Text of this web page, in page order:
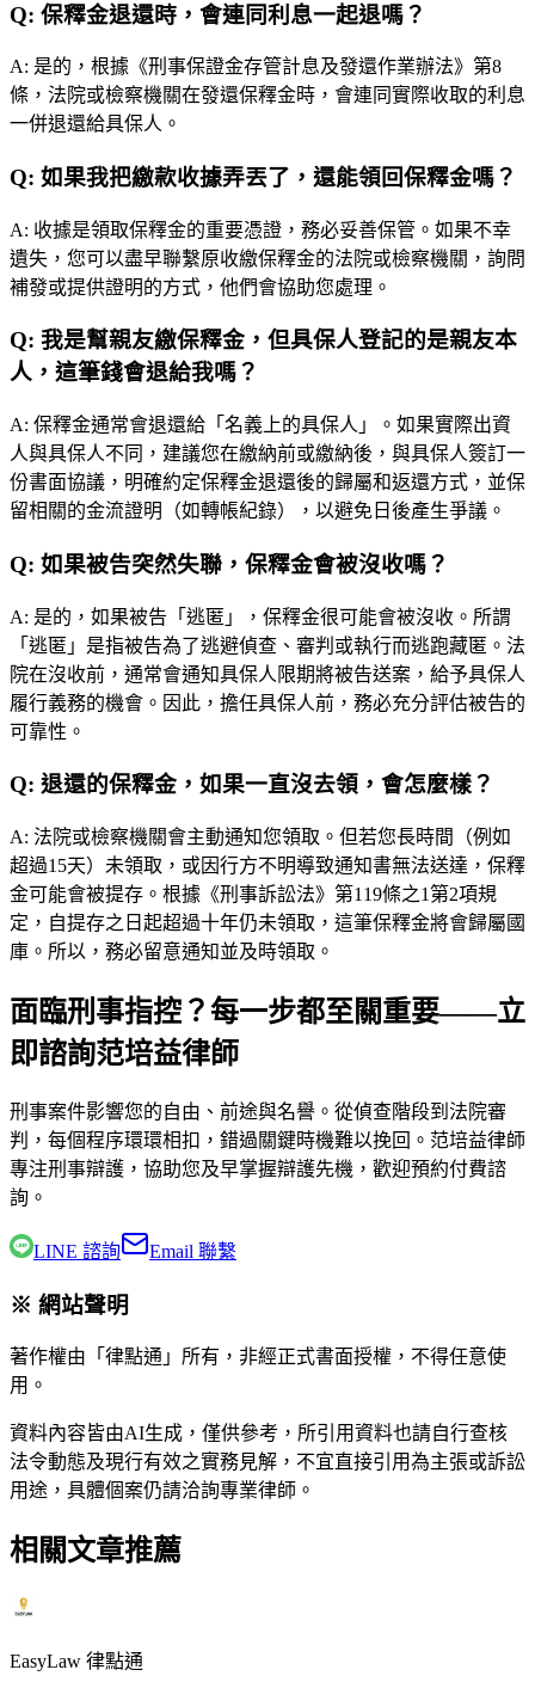
Q: 保釋金退還時，會連同利息一起退嗎？
A: 是的，根據《刑事保證金存管計息及發還作業辦法》第8
條，法院或檢察機關在發還保釋金時，會連同實際收取的利息
一併退還給具保人。
Q: 如果我把繳款收據弄丟了，還能領回保釋金嗎？
A: 收據是領取保釋金的重要憑證，務必妥善保管。如果不幸
遺失，您可以盡早聯繫原收繳保釋金的法院或檢察機關，詢問
補發或提供證明的方式，他們會協助您處理。
Q: 我是幫親友繳保釋金，但具保人登記的是親友本
人，這筆錢會退給我嗎？
A: 保釋金通常會退還給「名義上的具保人」。如果實際出資
人與具保人不同，建議您在繳納前或繳納後，與具保人簽訂一
份書面協議，明確約定保釋金退還後的歸屬和返還方式，並保
留相關的金流證明（如轉帳紀錄），以避免日後產生爭議。
Q: 如果被告突然失聯，保釋金會被沒收嗎？
A: 是的，如果被告「逃匿」，保釋金很可能會被沒收。所謂
「逃匿」是指被告為了逃避偵查、審判或執行而逃跑藏匿。法
院在沒收前，通常會通知具保人限期將被告送案，給予具保人
履行義務的機會。因此，擔任具保人前，務必充分評估被告的
可靠性。
Q: 退還的保釋金，如果一直沒去領，會怎麼樣？
A: 法院或檢察機關會主動通知您領取。但若您長時間（例如
超過15天）未領取，或因行方不明導致通知書無法送達，保釋
金可能會被提存。根據《刑事訴訟法》第119條之1第2項規
定，自提存之日起超過十年仍未領取，這筆保釋金將會歸屬國
庫。所以，務必留意通知並及時領取。
面臨刑事指控？每一步都至關重要——立
即諮詢范培益律師
刑事案件影響您的自由、前途與名譽。從偵查階段到法院審
判，每個程序環環相扣，錯過關鍵時機難以挽回。 范培益律師
專注刑事辯護，協助您及早掌握辯護先機，歡迎預約付費諮
詢。
LINE 諮詢 Email 聯繫
※ 網站聲明
著作權由「律點通」所有，非經正式書面授權，不得任意使
用。
資料內容皆由AI生成，僅供參考，所引用資料也請自行查核
法令動態及現行有效之實務見解，不宜直接引用為主張或訴訟
用途，具體個案仍請洽詢專業律師。
相關文章推薦
EasyLaw 律點通